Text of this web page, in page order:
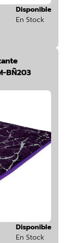
Disponible
En Stock
BÑ203
Disponible
En Stock